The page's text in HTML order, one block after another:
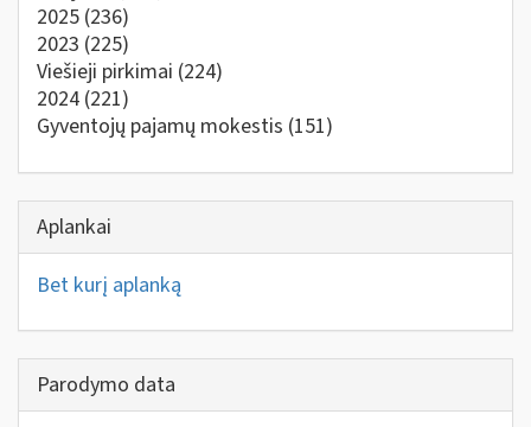
2025 (236)
2023 (225)
Viešieji pirkimai (224)
2024 (221)
Gyventojų pajamų mokestis (151)
Aplankai
Bet kurį aplanką
Parodymo data